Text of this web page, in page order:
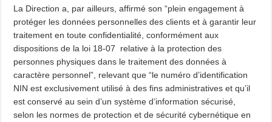
La Direction a, par ailleurs, affirmé son “plein engagement à
protéger les données personnelles des clients et à garantir leur
traitement en toute confidentialité, conformément aux
dispositions de la loi 18-07 relative à la protection des
personnes physiques dans le traitement des données à
caractère personnel”, relevant que “le numéro d’identification
NIN est exclusivement utilisé à des fins administratives et qu’il
est conservé au sein d’un système d’information sécurisé,
selon les normes de protection et de sécurité cybernétique en